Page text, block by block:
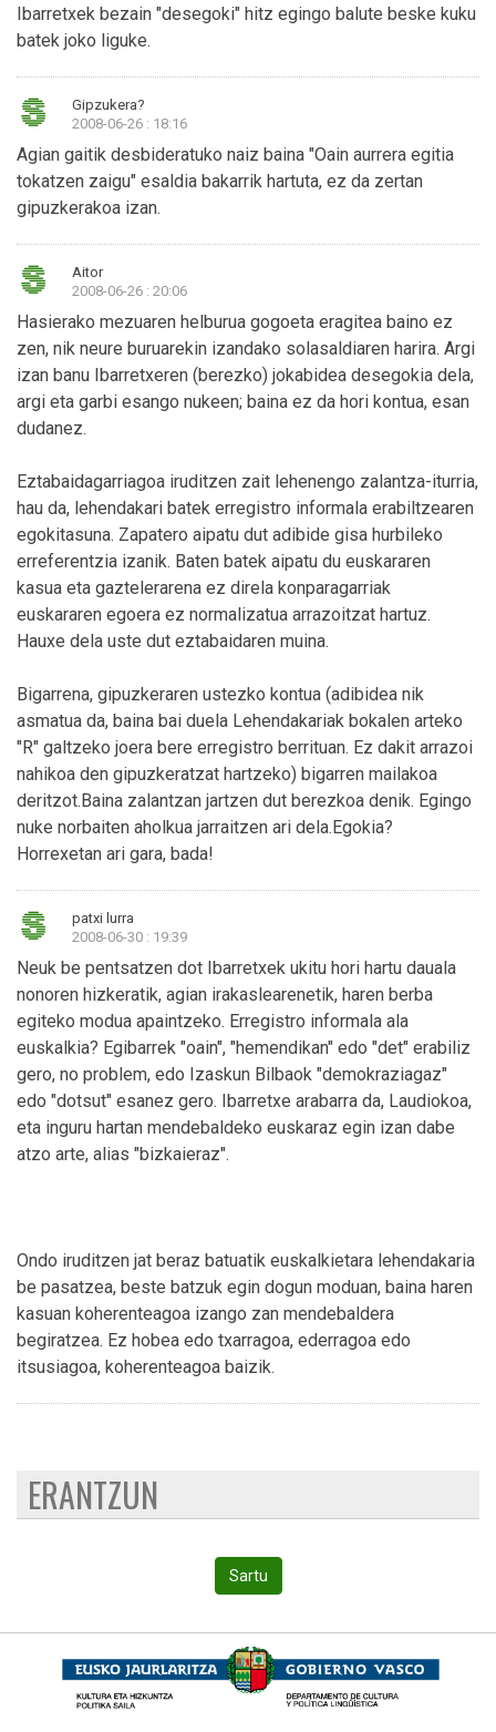
Ibarretxek bezain "desegoki" hitz egingo balute beske kuku
batek joko liguke.
Gipzukera?
2008-06-26 : 18:16
Agian gaitik desbideratuko naiz baina "Oain aurrera egitia
tokatzen zaigu" esaldia bakarrik hartuta, ez da zertan
gipuzkerakoa izan.
Aitor
2008-06-26 : 20:06
Hasierako mezuaren helburua gogoeta eragitea baino ez
zen, nik neure buruarekin izandako solasaldiaren harira. Argi
izan banu Ibarretxeren (berezko) jokabidea desegokia dela,
argi eta garbi esango nukeen; baina ez da hori kontua, esan
dudanez.
Eztabaidagarriagoa iruditzen zait lehenengo zalantza-iturria,
hau da, lehendakari batek erregistro informala erabiltzearen
egokitasuna. Zapatero aipatu dut adibide gisa hurbileko
erreferentzia izanik. Baten batek aipatu du euskararen
kasua eta gaztelerarena ez direla konparagarriak
euskararen egoera ez normalizatua arrazoitzat hartuz.
Hauxe dela uste dut eztabaidaren muina.
Bigarrena, gipuzkeraren ustezko kontua (adibidea nik
asmatua da, baina bai duela Lehendakariak bokalen arteko
"R" galtzeko joera bere erregistro berrituan. Ez dakit arrazoi
nahikoa den gipuzkeratzat hartzeko) bigarren mailakoa
deritzot.Baina zalantzan jartzen dut berezkoa denik. Egingo
nuke norbaiten aholkua jarraitzen ari dela.Egokia?
Horrexetan ari gara, bada!
patxi lurra
2008-06-30 : 19:39
Neuk be pentsatzen dot Ibarretxek ukitu hori hartu dauala
nonoren hizkeratik, agian irakaslearenetik, haren berba
egiteko modua apaintzeko. Erregistro informala ala
euskalkia? Egibarrek "oain", "hemendikan" edo "det" erabiliz
gero, no problem, edo Izaskun Bilbaok "demokraziagaz"
edo "dotsut" esanez gero. Ibarretxe arabarra da, Laudiokoa,
eta inguru hartan mendebaldeko euskaraz egin izan dabe
atzo arte, alias "bizkaieraz".
Ondo iruditzen jat beraz batuatik euskalkietara lehendakaria
be pasatzea, beste batzuk egin dogun moduan, baina haren
kasuan koherenteagoa izango zan mendebaldera
begiratzea. Ez hobea edo txarragoa, ederragoa edo
itsusiagoa, koherenteagoa baizik.
ERANTZUN
Sartu